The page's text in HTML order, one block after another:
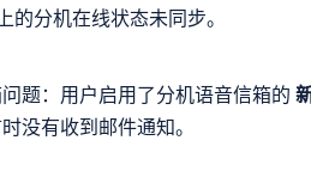
的分机在线状态未同步。
题：用户启用了分机语音信箱的
没有收到邮件通知。